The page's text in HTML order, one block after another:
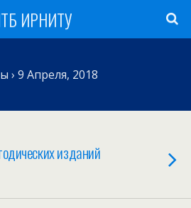
ИРНИТУ
› 9 Апреля, 2018
изданий